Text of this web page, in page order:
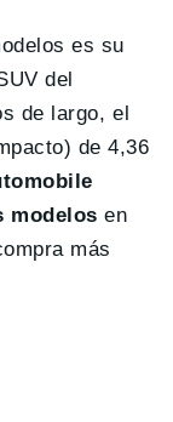
es su
del
de largo, el
de 4,36
modelos en
más